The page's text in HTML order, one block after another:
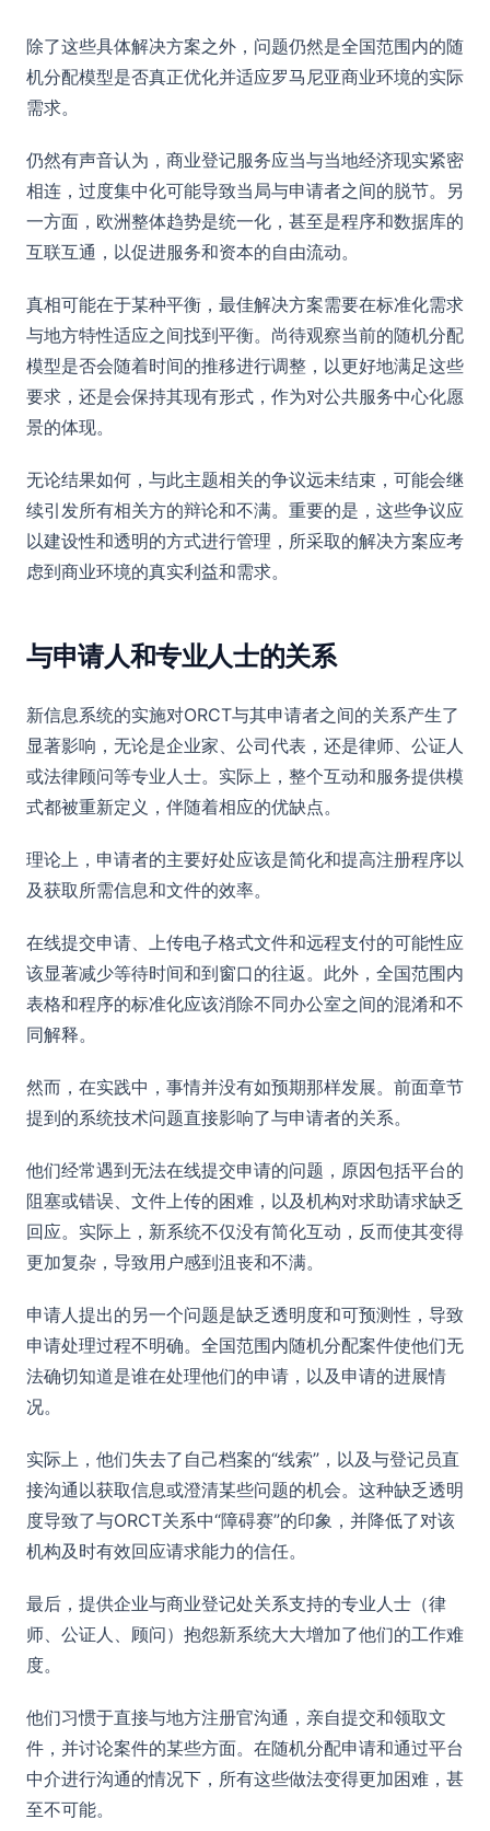
除了这些具体解决方案之外，问题仍然是全国范围内的随
机分配模型是否真正优化并适应罗马尼亚商业环境的实际
需求。
仍然有声音认为，商业登记服务应当与当地经济现实紧密
相连，过度集中化可能导致当局与申请者之间的脱节。另
一方面，欧洲整体趋势是统一化，甚至是程序和数据库的
互联互通，以促进服务和资本的自由流动。
真相可能在于某种平衡，最佳解决方案需要在标准化需求
与地方特性适应之间找到平衡。尚待观察当前的随机分配
模型是否会随着时间的推移进行调整，以更好地满足这些
要求，还是会保持其现有形式，作为对公共服务中心化愿
景的体现。
无论结果如何，与此主题相关的争议远未结束，可能会继
续引发所有相关方的辩论和不满。重要的是，这些争议应
以建设性和透明的方式进行管理，所采取的解决方案应考
虑到商业环境的真实利益和需求。
与申请人和专业人士的关系
新信息系统的实施对ORCT与其申请者之间的关系产生了
显著影响，无论是企业家、公司代表，还是律师、公证人
或法律顾问等专业人士。实际上，整个互动和服务提供模
式都被重新定义，伴随着相应的优缺点。
理论上，申请者的主要好处应该是简化和提高注册程序以
及获取所需信息和文件的效率。
在线提交申请、上传电子格式文件和远程支付的可能性应
该显著减少等待时间和到窗口的往返。此外，全国范围内
表格和程序的标准化应该消除不同办公室之间的混淆和不
同解释。
然而，在实践中，事情并没有如预期那样发展。前面章节
提到的系统技术问题直接影响了与申请者的关系。
他们经常遇到无法在线提交申请的问题，原因包括平台的
阻塞或错误、文件上传的困难，以及机构对求助请求缺乏
回应。实际上，新系统不仅没有简化互动，反而使其变得
更加复杂，导致用户感到沮丧和不满。
申请人提出的另一个问题是缺乏透明度和可预测性，导致
申请处理过程不明确。全国范围内随机分配案件使他们无
法确切知道是谁在处理他们的申请，以及申请的进展情
况。
实际上，他们失去了自己档案的“线索”，以及与登记员直
接沟通以获取信息或澄清某些问题的机会。这种缺乏透明
度导致了与ORCT关系中“障碍赛”的印象，并降低了对该
机构及时有效回应请求能力的信任。
最后，提供企业与商业登记处关系支持的专业人士（律
师、公证人、顾问）抱怨新系统大大增加了他们的工作难
度。
他们习惯于直接与地方注册官沟通，亲自提交和领取文
件，并讨论案件的某些方面。在随机分配申请和通过平台
中介进行沟通的情况下，所有这些做法变得更加困难，甚
至不可能。